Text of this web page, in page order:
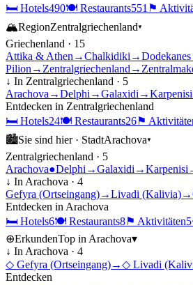
🛏 Hotels490🍽 Restaurants551 ⚑
🏔RegionZentralgriechenland▾
Griechenland · 15
Attika & Athen →Chalkidiki →Dodekanes
Pilion → Zentralgriechenland →
↓ In Zentralgriechenland · 5
Arachova →Delphi →Galaxidi →Karpenisi
Entdecken in Zentralgriechenland
🛏 Hotels24🍽 Restaurants26⚑
🏙Sie sind hier · StadtArachova▾
Zentralgriechenland · 5
Arachova●Delphi →Galaxidi →Karpenisi
↓ In Arachova · 4
Gefyra (Ortseingang)→Livadi (Kalivia)→
Entdecken in Arachova
🛏 Hotels6🍽 Restaurants8⚑ Aktivitäten5
⊕ErkundenTop in Arachova▾
↓ In Arachova · 4
◇ Gefyra (Ortseingang)→◇ Livadi
Entdecken